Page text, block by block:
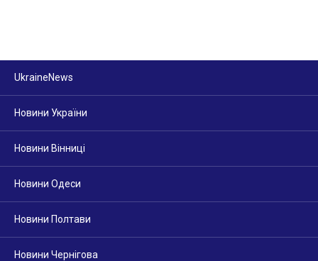
UkraineNews
Новини України
Новини Вінниці
Новини Одеси
Новини Полтави
Новини Чернігова